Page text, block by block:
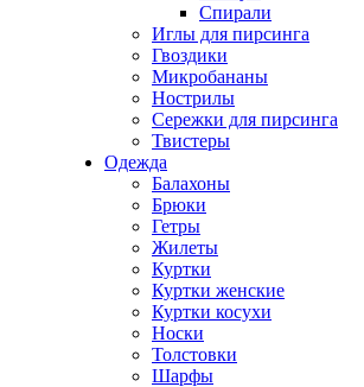
Спирали
Иглы для пирсинга
Гвоздики
Микробананы
Нострилы
Сережки для пирсинга
Твистеры
Одежда
Балахоны
Брюки
Гетры
Жилеты
Куртки
Куртки женские
Куртки косухи
Носки
Толстовки
Шарфы